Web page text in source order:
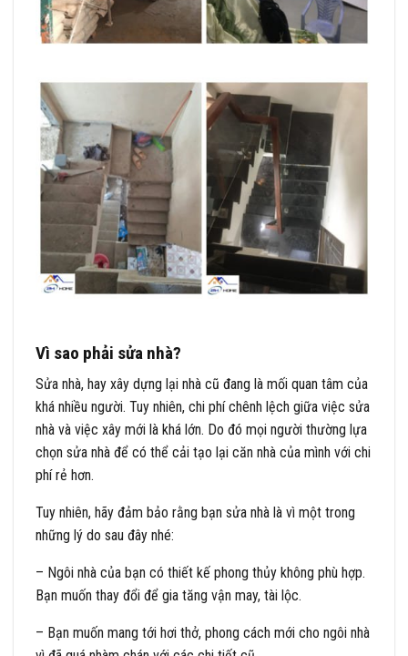
Vì sao phải sửa nhà?
Sửa nhà, hay xây dựng lại nhà cũ đang là mối quan tâm của
khá nhiều người. Tuy nhiên, chi phí chênh lệch giữa việc sửa
nhà và việc xây mới là khá lớn. Do đó mọi người thường lựa
chọn sửa nhà để có thể cải tạo lại căn nhà của mình với chi
phí rẻ hơn.
Tuy nhiên, hãy đảm bảo rằng bạn sửa nhà là vì một trong
những lý do sau đây nhé:
– Ngôi nhà của bạn có thiết kế phong thủy không phù hợp.
Bạn muốn thay đổi để gia tăng vận may, tài lộc.
– Bạn muốn mang tới hơi thở, phong cách mới cho ngôi nhà